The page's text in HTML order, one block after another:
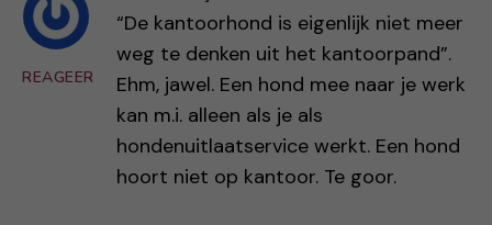
REAGEER
“De kantoorhond is eigenlijk niet meer
weg te denken uit het kantoorpand”.
Ehm, jawel. Een hond mee naar je werk
kan m.i. alleen als je als
hondenuitlaatservice werkt. Een hond
hoort niet op kantoor. Te goor.